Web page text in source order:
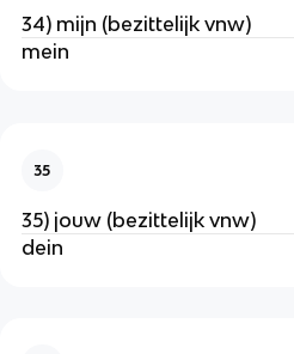
34) mijn (bezittelijk vnw)
mein
35
35) jouw (bezittelijk vnw)
dein